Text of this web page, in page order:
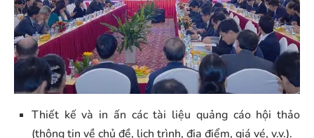
Thiết kế và in ấn các tài liệu quảng cáo hội thảo
(thông tin về chủ đề, lịch trình, địa điểm, giá vé, v.v.).